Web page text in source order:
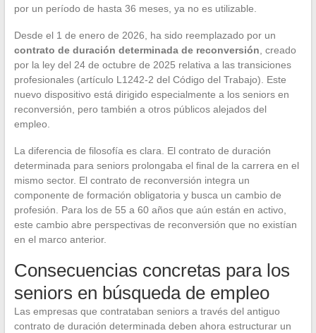
por un período de hasta 36 meses, ya no es utilizable.
Desde el 1 de enero de 2026, ha sido reemplazado por un
contrato de duración determinada de reconversión, creado
por la ley del 24 de octubre de 2025 relativa a las transiciones
profesionales (artículo L1242-2 del Código del Trabajo). Este
nuevo dispositivo está dirigido especialmente a los seniors en
reconversión, pero también a otros públicos alejados del
empleo.
La diferencia de filosofía es clara. El contrato de duración
determinada para seniors prolongaba el final de la carrera en el
mismo sector. El contrato de reconversión integra un
componente de formación obligatoria y busca un cambio de
profesión. Para los de 55 a 60 años que aún están en activo,
este cambio abre perspectivas de reconversión que no existían
en el marco anterior.
Consecuencias concretas para los
seniors en búsqueda de empleo
Las empresas que contrataban seniors a través del antiguo
contrato de duración determinada deben ahora estructurar un